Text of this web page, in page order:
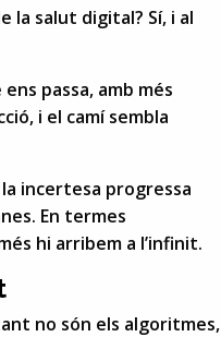
la salut digital? Sí, i al
passa, amb més
i el camí sembla
incertesa progressa
En termes
hi arribem a l’infinit.
no són els algoritmes,